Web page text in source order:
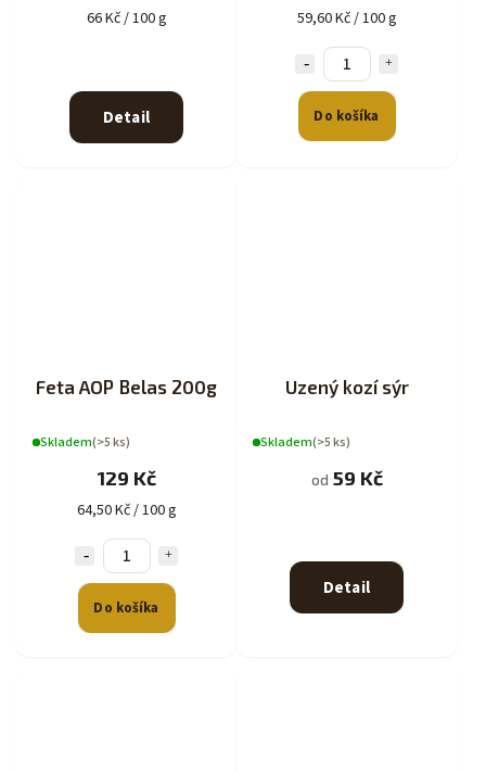
66 Kč / 100 g
Detail
59,60 Kč / 100 g
Do košíka
Feta AOP Belas 200g
Skladem(>5 ks)
129 Kč
64,50 Kč / 100 g
Do košíka
Uzený kozí sýr
Skladem(>5 ks)
od 59 Kč
Detail